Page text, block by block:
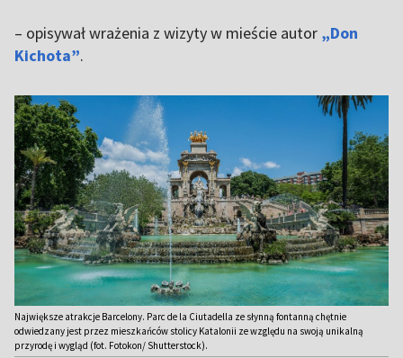
– opisywał wrażenia z wizyty w mieście autor „Don
Kichota”.
Największe atrakcje Barcelony. Parc de la Ciutadella ze słynną fontanną chętnie
odwiedzany jest przez mieszkańców stolicy Katalonii ze względu na swoją unikalną
przyrodę i wygląd (fot. Fotokon/ Shutterstock).